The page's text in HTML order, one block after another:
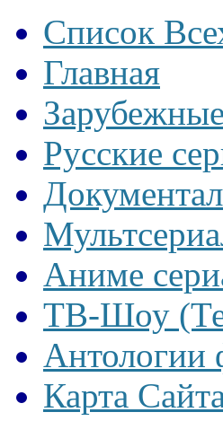
Список
Главная
Русские
Аниме
ТВ-Шоу
Антологии
Карта